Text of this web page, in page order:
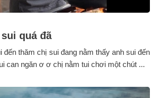
quá đã
đến thăm chị sui đang nằm thấy anh sui đến
can ngăn ơ ơ chị nằm tui chơi một chút ...